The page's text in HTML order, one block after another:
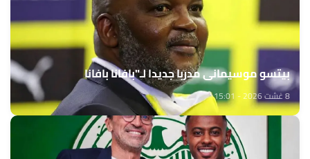
بيتسو موسيماني مدربا جديدا لـ"بافانا بافانا
8 غشت 2026 - 15:01